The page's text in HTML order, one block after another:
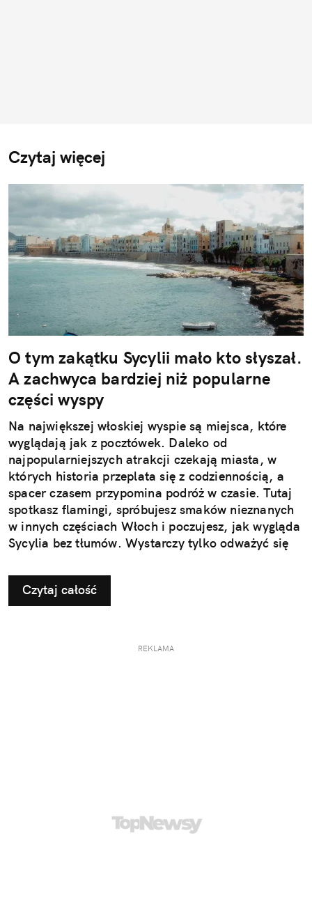
Czytaj więcej
O tym zakątku Sycylii mało kto słyszał.
A zachwyca bardziej niż popularne
części wyspy
Na największej włoskiej wyspie są miejsca, które
wyglądają jak z pocztówek. Daleko od
najpopularniejszych atrakcji czekają miasta, w
których historia przeplata się z codziennością, a
spacer czasem przypomina podróż w czasie. Tutaj
spotkasz flamingi, spróbujesz smaków nieznanych
w innych częściach Włoch i poczujesz, jak wygląda
Sycylia bez tłumów. Wystarczy tylko odważyć się
Czytaj całość
REKLAMA